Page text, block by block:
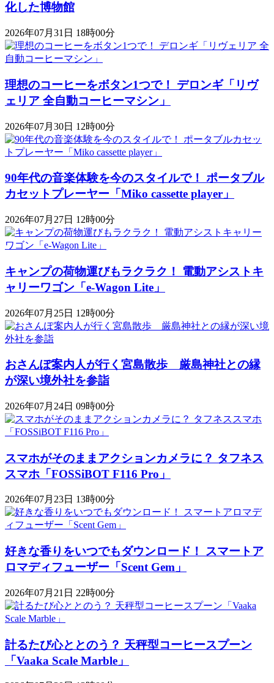
化した博物館
2026年07月31日 18時00分
理想のコーヒーをボタン1つで！ デロンギ「リヴ
ェリア 全自動コーヒーマシン」
2026年07月30日 12時00分
90年代の音楽体験を今のスタイルで！ ポータブル
カセットプレーヤー「Miko cassette player」
2026年07月27日 12時00分
キャンプの荷物運びもラクラク！ 電動アシストキ
ャリーワゴン「​​e-Wagon Lite」
2026年07月25日 12時00分
おさんぽ案内人が行く宮島散歩 厳島神社との縁
が深い境外社を参詣
2026年07月24日 09時00分
スマホがそのままアクションカメラに？ タフネス
スマホ「FOSSiBOT F116 Pro」
2026年07月23日 13時00分
好きな香りをいつでもダウンロード！ スマートア
ロマディフューザー「Scent Gem」
2026年07月21日 22時00分
計るたび心ととのう？ 天秤型コーヒースプーン
「Vaaka Scale Marble」